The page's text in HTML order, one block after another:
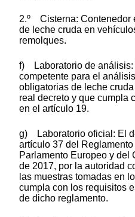
2.º Cisterna: Contenedor
de leche cruda en
remolques.
f) Laboratorio de análisis:
competente para el
obligatorias de leche
real decreto y que cumpla
en el artículo 19.
g) Laboratorio oficial: El
artículo 37 del Reglamento
Parlamento Europeo y del
de 2017, por la autoridad
las muestras tomadas en
cumpla con los requisitos
de dicho reglamento.